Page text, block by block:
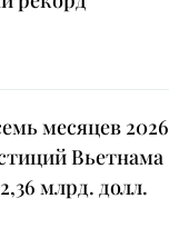
месяцев 2026
Вьетнама
млрд. долл.